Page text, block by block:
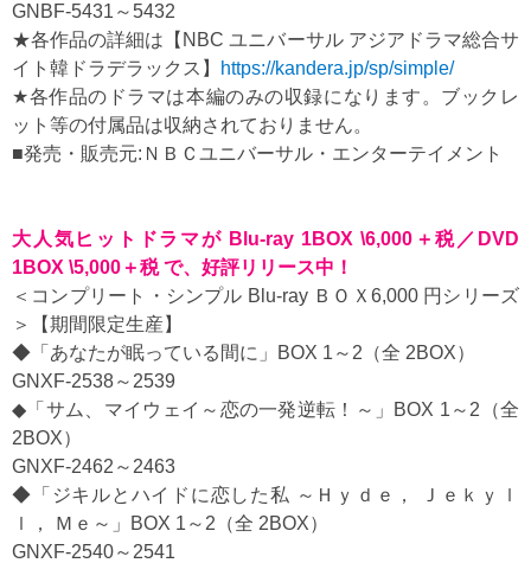
GNBF-5431～5432
★各作品の詳細は【NBC ユニバーサル アジアドラマ総合サ
イト韓ドラデラックス】
https://kandera.jp/sp/simple/
★各作品のドラマは本編のみの収録になります。ブックレ
ット等の付属品は収納されておりません。
■発売・販売元:ＮＢＣユニバーサル・エンターテイメント
大人気ヒットドラマが Blu-ray 1BOX \6,000＋税／DVD
1BOX \5,000＋税 で、好評リリース中！
＜コンプリート・シンプル Blu-ray ＢＯＸ6,000 円シリーズ
＞【期間限定生産】
◆「あなたが眠っている間に」BOX 1～2（全 2BOX）
GNXF-2538～2539
◆「サム、マイウェイ～恋の一発逆転！～」BOX 1～2（全
2BOX）
GNXF-2462～2463
◆「ジキルとハイドに恋した私 ～Ｈｙｄｅ， Ｊｅｋｙｌ
ｌ， Ｍｅ～」BOX 1～2（全 2BOX）
GNXF-2540～2541